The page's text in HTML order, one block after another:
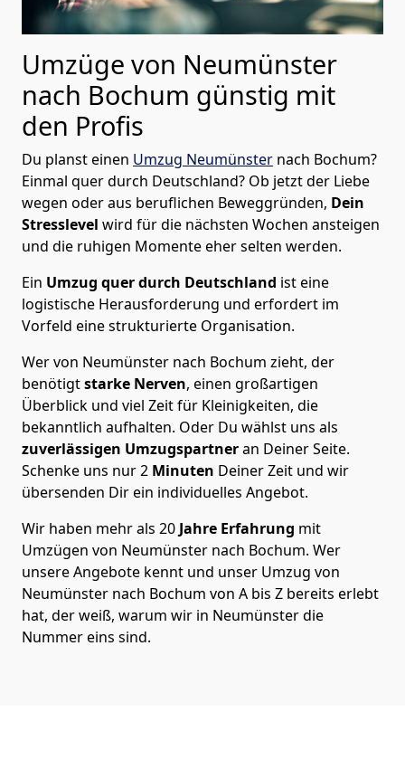
Umzüge von Neumünster
nach Bochum günstig mit
den Profis
Du planst einen Umzug Neumünster nach Bochum?
Einmal quer durch Deutschland? Ob jetzt der Liebe
wegen oder aus beruflichen Beweggründen, Dein
Stresslevel wird für die nächsten Wochen ansteigen
und die ruhigen Momente eher selten werden.
Ein Umzug quer durch Deutschland ist eine
logistische Herausforderung und erfordert im
Vorfeld eine strukturierte Organisation.
Wer von Neumünster nach Bochum zieht, der
benötigtstarke Nerven, einen großartigen
Überblick und viel Zeit für Kleinigkeiten, die
bekanntlich aufhalten. Oder Du wählst uns als
zuverlässigen Umzugspartneran Deiner Seite.
Schenke uns nur2 Minuten Deiner Zeit und wir
übersenden Dir ein individuelles Angebot.
Wir haben mehr als 20 Jahre Erfahrung mit
Umzügen von Neumünster nach Bochum. Wer
unsere Angebote kennt und unser Umzug von
Neumünster nach Bochum von A bis Z bereits erlebt
hat, der weiß, warum wir in Neumünster die
Nummer eins sind.